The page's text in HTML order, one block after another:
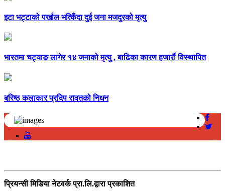
इटा भट्टाको पर्खाल भत्किँदा दुई जना मजदुरको मृत्यु
भारतमा चट्याङ लागेर १४ जनाको मृत्यु , बाढिका कारण हजार्रौ विस्थापित
बरिष्ठ कलाकार प्रदिप रावतको निधन
प्रियन्सी मिडिया नेटवर्क प्रा.लि.द्वारा प्रकाशित